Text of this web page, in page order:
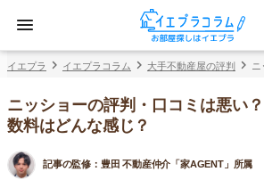
イエプラ イエプラコラム 大手不動産屋の評判
ニッショーの評判・口コミは悪い
数料はどんな感じ？
記事の監修： 豊田 不動産仲介「家AGENT」所属